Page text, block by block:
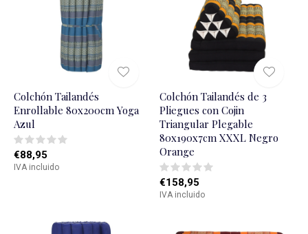
Colchón Tailandés
Enrollable 80x200cm Yoga
Azul
€88,95
IVA incluido
Colchón Tailandés de 3
Pliegues con Cojin
Triangular Plegable
80x190x7cm XXXL Negro
Orange
€158,95
IVA incluido